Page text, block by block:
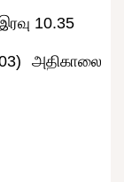
10.35
அதிகாலை